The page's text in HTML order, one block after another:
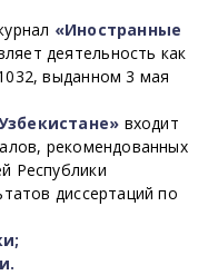
«Иностранные
деятельность как
выданном 3 мая
входит
рекомендованных
Республики
диссертаций по